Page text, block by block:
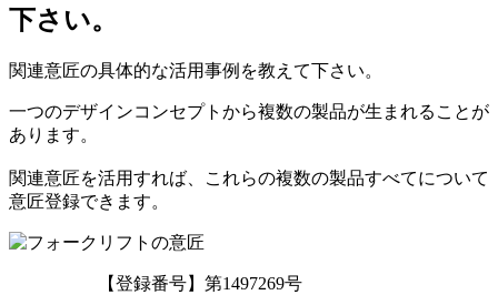
下さい。
関連意匠の具体的な活用事例を教えて下さい。
一つのデザインコンセプトから複数の製品が生まれることが
あります。
関連意匠を活用すれば、これらの複数の製品すべてについて
意匠登録できます。
【登録番号】第1497269号